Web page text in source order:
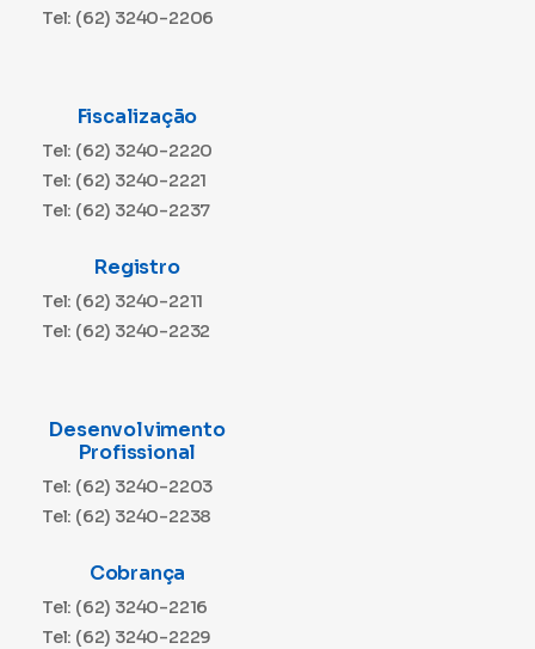
Tel: (62) 3240-2206
Fiscalização
Tel: (62) 3240-2220
Tel: (62) 3240-2221
Tel: (62) 3240-2237
Registro
Tel: (62) 3240-2211
Tel: (62) 3240-2232
Desenvolvimento
Profissional
Tel: (62) 3240-2203
Tel: (62) 3240-2238
Cobrança
Tel: (62) 3240-2216
Tel: (62) 3240-2229